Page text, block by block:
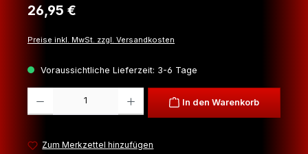
Regulärer Preis:
26,95 €
Preise inkl. MwSt. zzgl. Versandkosten
Voraussichtliche Lieferzeit: 3-6 Tage
In den Warenkorb
Zum Merkzettel hinzufügen